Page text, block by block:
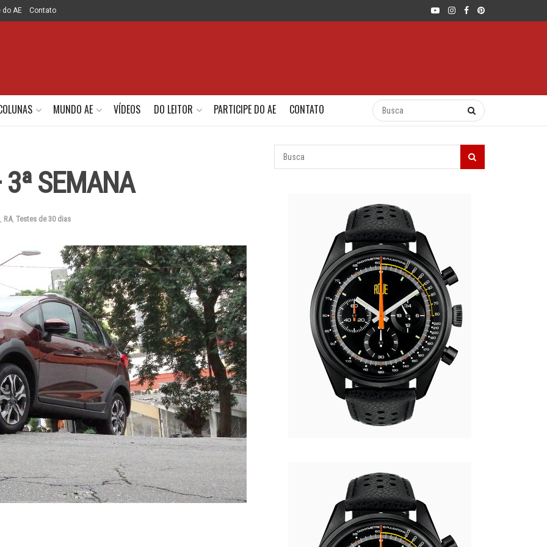
do AE Contato
MUNDO AE VÍDEOS DO LEITOR PARTICIPE DO AE CONTATO
SEMANA
, RA, Testes de 30 dias